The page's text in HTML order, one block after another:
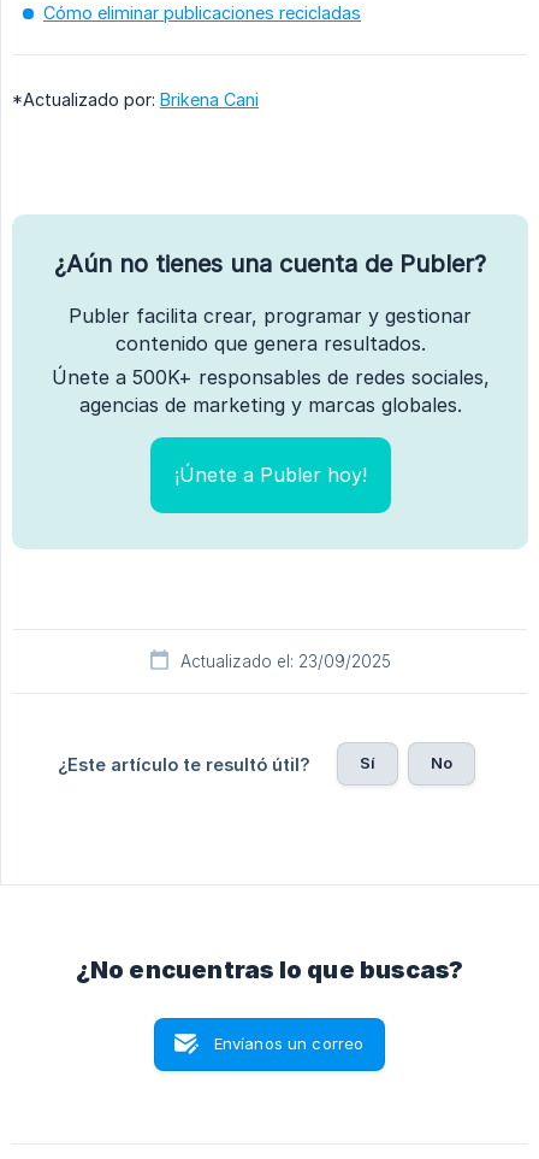
Cómo eliminar publicaciones recicladas
*Actualizado por: Brikena Cani
¿Aún no tienes una cuenta de Publer?
Publer facilita crear, programar y gestionar
contenido que genera resultados.
Únete a 500K+ responsables de redes sociales,
agencias de marketing y marcas globales.
¡Únete a Publer hoy!
Actualizado el: 23/09/2025
¿Este artículo te resultó útil? Sí No
¿No encuentras lo que buscas?
Envíanos un correo